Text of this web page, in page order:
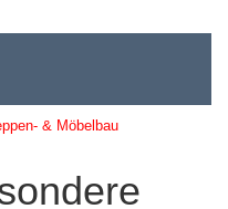
& Möbelbau